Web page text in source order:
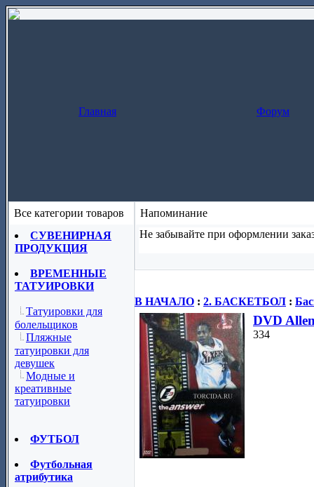
Главная Форум
Все категории товаров
СУВЕНИРНАЯ
ПРОДУКЦИЯ
ВРЕМЕННЫЕ
ТАТУИРОВКИ
Татуировки для
болельщиков
Пляжные
татуировки для
девушек
Модные и
креативные
татуировки
ФУТБОЛ
Футбольная
атрибутика
Напоминание
Не забывайте при оформлении
В НАЧАЛО : 2. БАСКЕТБОЛ :
DVD
334